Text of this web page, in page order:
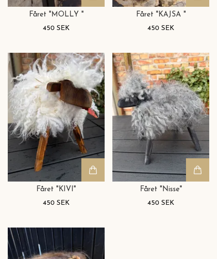
Fåret "MOLLY "
450 SEK
Fåret "KAJSA "
450 SEK
Fåret "KIVI"
450 SEK
Fåret "Nisse"
450 SEK